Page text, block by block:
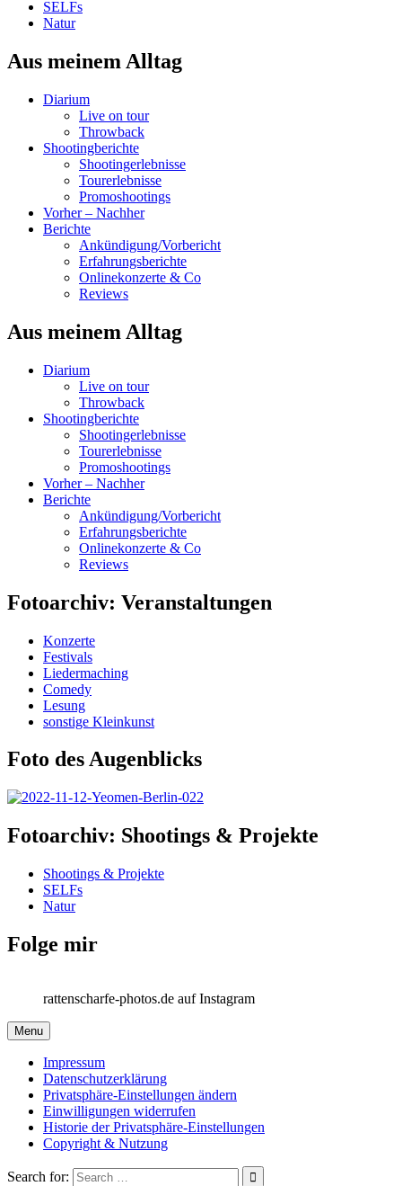
SELFs
Natur
Aus meinem Alltag
Diarium
Live on tour
Throwback
Shootingberichte
Shootingerlebnisse
Tourerlebnisse
Promoshootings
Vorher – Nachher
Berichte
Ankündigung/Vorbericht
Erfahrungsberichte
Onlinekonzerte & Co
Reviews
Aus meinem Alltag
Diarium
Live on tour
Throwback
Shootingberichte
Shootingerlebnisse
Tourerlebnisse
Promoshootings
Vorher – Nachher
Berichte
Ankündigung/Vorbericht
Erfahrungsberichte
Onlinekonzerte & Co
Reviews
Fotoarchiv: Veranstaltungen
Konzerte
Festivals
Liedermaching
Comedy
Lesung
sonstige Kleinkunst
Foto des Augenblicks
Fotoarchiv: Shootings & Projekte
Shootings & Projekte
SELFs
Natur
Folge mir
rattenscharfe-photos.de auf Instagram
Menu
Impressum
Datenschutzerklärung
Privatsphäre-Einstellungen ändern
Einwilligungen widerrufen
Historie der Privatsphäre-Einstellungen
Copyright & Nutzung
Search for: